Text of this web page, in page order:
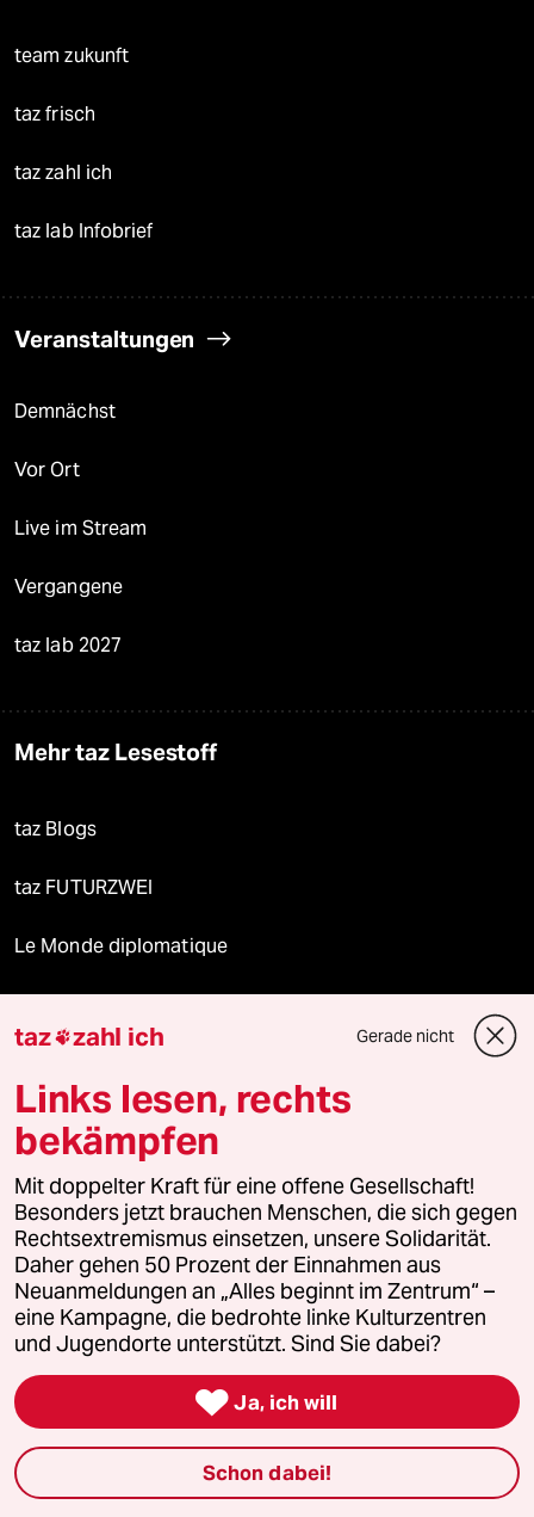
team zukunft
taz frisch
taz zahl ich
taz lab Infobrief
Veranstaltungen
Demnächst
Vor Ort
Live im Stream
Vergangene
taz lab 2027
Mehr taz Lesestoff
taz Blogs
taz FUTURZWEI
Le Monde diplomatique
Mehr taz Angebote
Reisen
Kantine
Shop
Anzeigen
Fragen & Hilfe
taz zahl ich Gerade nicht
Links lesen, rechts
bekämpfen
Mit doppelter Kraft für eine offene Gesellschaft!
Besonders jetzt brauchen Menschen, die sich gegen
Rechtsextremismus einsetzen, unsere Solidarität.
Daher gehen 50 Prozent der Einnahmen aus
Neuanmeldungen an „Alles beginnt im Zentrum“ –
eine Kampagne, die bedrohte linke Kulturzentren
und Jugendorte unterstützt. Sind Sie dabei?
 Ja, ich will
Schon dabei!